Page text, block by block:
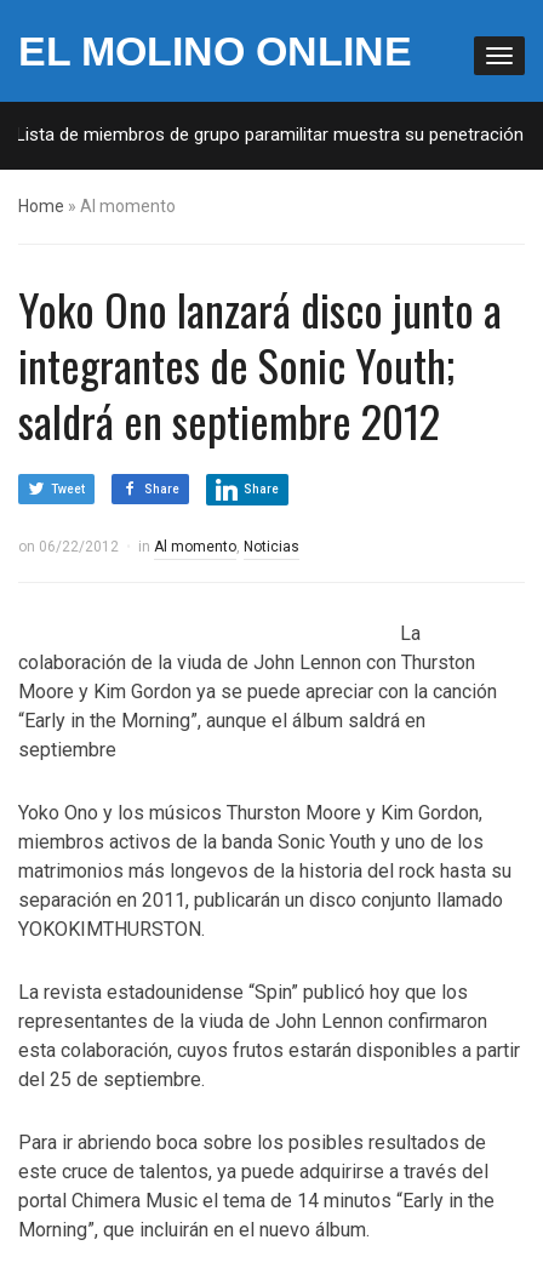
EL MOLINO ONLINE
de miembros de grupo paramilitar muestra su penetración en
Home » Al momento
Yoko Ono lanzará disco junto a
integrantes de Sonic Youth;
saldrá en septiembre 2012
Tweet Share Share
on 06/22/2012 in Al momento, Noticias
La
colaboración de la viuda de John Lennon con Thurston
Moore y Kim Gordon ya se puede apreciar con la canción
“Early in the Morning”, aunque el álbum saldrá en
septiembre
Yoko Ono y los músicos Thurston Moore y Kim Gordon,
miembros activos de la banda Sonic Youth y uno de los
matrimonios más longevos de la historia del rock hasta su
separación en 2011, publicarán un disco conjunto llamado
YOKOKIMTHURSTON.
La revista estadounidense “Spin” publicó hoy que los
representantes de la viuda de John Lennon confirmaron
esta colaboración, cuyos frutos estarán disponibles a partir
del 25 de septiembre.
Para ir abriendo boca sobre los posibles resultados de
este cruce de talentos, ya puede adquirirse a través del
portal Chimera Music el tema de 14 minutos “Early in the
Morning”, que incluirán en el nuevo álbum.